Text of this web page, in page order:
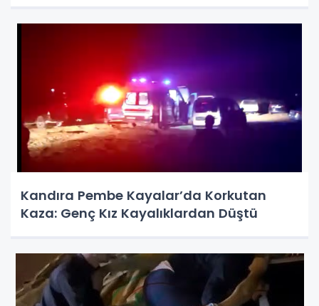
Kandıra Pembe Kayalar’da Korkutan
Kaza: Genç Kız Kayalıklardan Düştü